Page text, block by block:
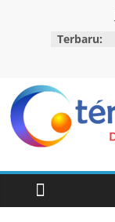
Terbaru:
Teras
Jabar